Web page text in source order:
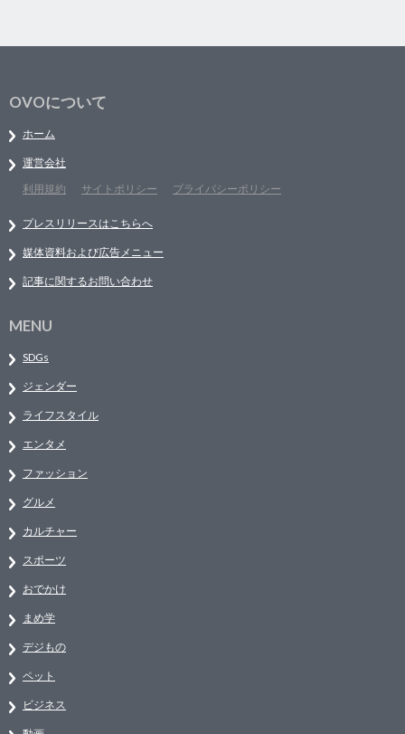
OVOについて
ホーム
運営会社
利用規約
サイトポリシー プライバシーポリシー
プレスリリースはこちらへ
媒体資料および広告メニュー
記事に関するお問い合わせ
MENU
SDGs
ジェンダー
ライフスタイル
エンタメ
ファッション
グルメ
カルチャー
スポーツ
おでかけ
まめ学
デジもの
ペット
ビジネス